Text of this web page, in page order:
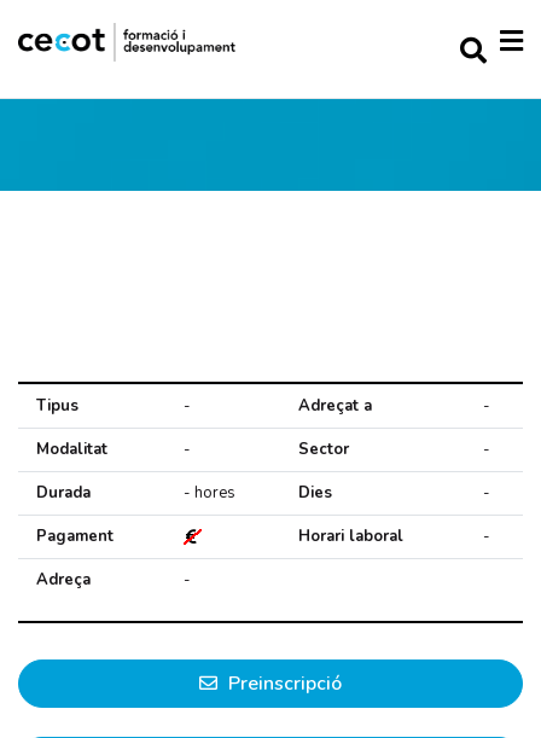
Tipus - Adreçat a
-
Modalitat
- Sector
-
Durada
- hores Dies
-
Pagament
Horari laboral
-
Adreça
-
Preinscripció